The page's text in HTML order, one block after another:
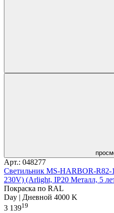
Арт.: 048277
Светильник MS-HARBOR-R82-
230V) (Arlight, IP20 Металл, 5
Покраска по RAL
Day | Дневной 4000 K
3 13919